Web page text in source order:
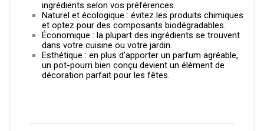
ingrédients selon vos préférences.
Naturel et écologique : évitez les produits chimiques
et optez pour des composants biodégradables.
Économique : la plupart des ingrédients se trouvent
dans votre cuisine ou votre jardin.
Esthétique : en plus d’apporter un parfum agréable,
un pot-pourri bien conçu devient un élément de
décoration parfait pour les fêtes.